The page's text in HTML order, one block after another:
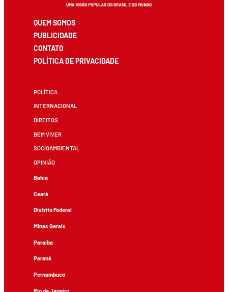
QUEM SOMOS
PUBLICIDADE
CONTATO
POLÍTICA DE PRIVACIDADE
POLÍTICA
INTERNACIONAL
DIREITOS
BEM VIVER
SOCIOAMBIENTAL
OPINIÃO
Bahia
Ceará
Distrito Federal
Minas Gerais
Paraíba
Paraná
Pernambuco